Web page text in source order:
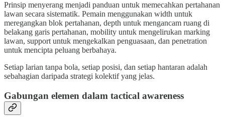
Prinsip menyerang menjadi panduan untuk memecahkan pertahanan
lawan secara sistematik. Pemain menggunakan width untuk
meregangkan blok pertahanan, depth untuk mengancam ruang di
belakang garis pertahanan, mobility untuk mengelirukan marking
lawan, support untuk mengekalkan penguasaan, dan penetration
untuk mencipta peluang berbahaya.
Setiap larian tanpa bola, setiap posisi, dan setiap hantaran adalah
sebahagian daripada strategi kolektif yang jelas.
Gabungan elemen dalam tactical awareness